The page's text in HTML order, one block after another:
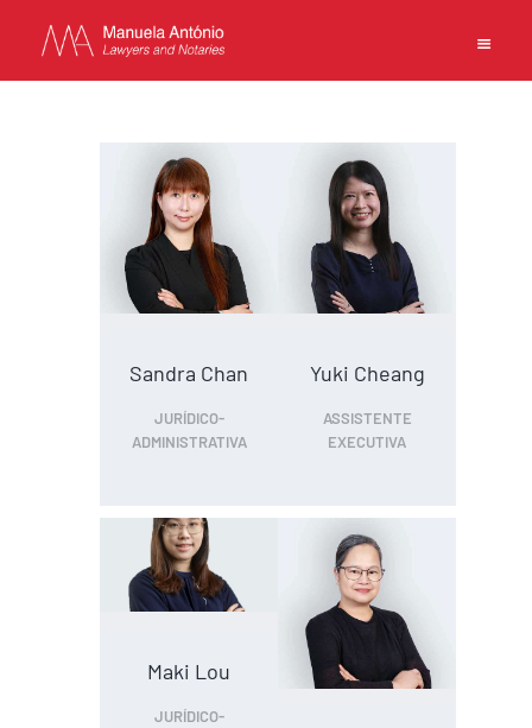
INÍCIO
COMPETÊNCIAS
ESCRITÓRIO
POLÍTICA DE PRIVACIDADE
EN
Sandra Chan
JURÍDICO-
ADMINISTRATIVA
Yuki Cheang
ASSISTENTE
EXECUTIVA
Maki Lou
JURÍDICO-